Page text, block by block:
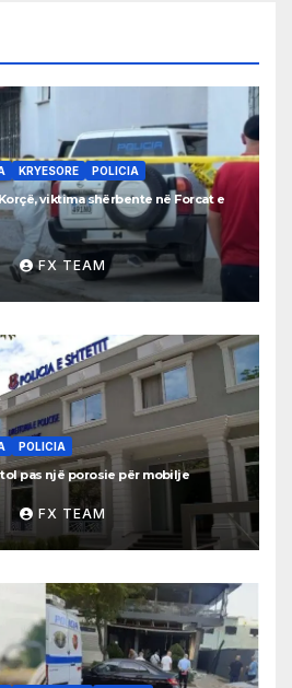
KRYESORE POLICIA
viktima shërbente në Forcat e
FX TEAM
POLICIA
pas një porosie për mobilje
FX TEAM